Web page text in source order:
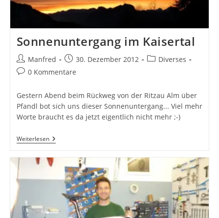
Sonnenuntergang im Kaisertal
Beitrags-
Autor:
Manfred
Beitrag
veröffentlicht:
30. Dezember 2012
Beitrags-
Diverses
Beitrags-
0 Kommentare
Gestern Abend beim Rückweg von der Ritzau Alm über
Pfandl bot sich uns dieser Sonnenuntergang... Viel mehr
Worte braucht es da jetzt eigentlich nicht mehr ;-)
WeiterlesenSonnenuntergang
Im